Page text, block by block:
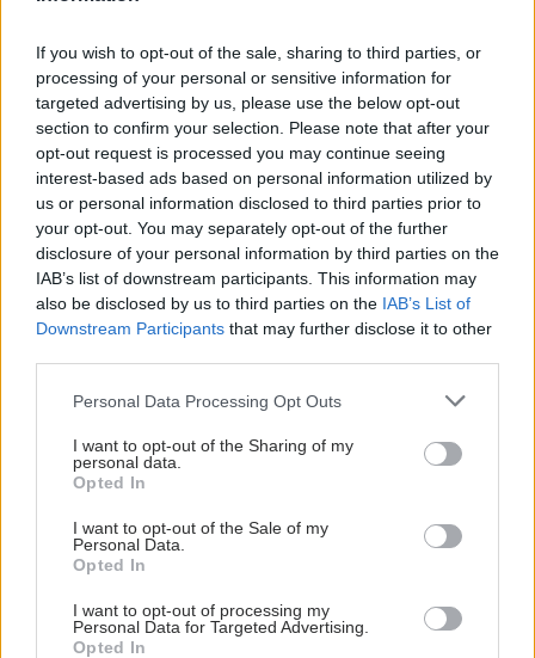
If you wish to opt-out of the sale, sharing to third parties, or
processing of your personal or sensitive information for
targeted advertising by us, please use the below opt-out
section to confirm your selection. Please note that after your
opt-out request is processed you may continue seeing
interest-based ads based on personal information utilized by
us or personal information disclosed to third parties prior to
your opt-out. You may separately opt-out of the further
disclosure of your personal information by third parties on the
IAB’s list of downstream participants. This information may
also be disclosed by us to third parties on the IAB’s List of
Downstream Participants that may further disclose it to other
Please note that this website/app uses one or more Google
not limited to your visit or usage behaviour. You may click to
grant or deny consent to Google and its third-party tags to
use your data for below specified purposes in below Google
consent section.
Personal Data Processing Opt Outs
I want to opt-out of the Sharing of my
personal data.
Opted In
I want to opt-out of the Sale of my
Personal Data.
Opted In
I want to opt-out of processing my
Personal Data for Targeted Advertising.
Opted In